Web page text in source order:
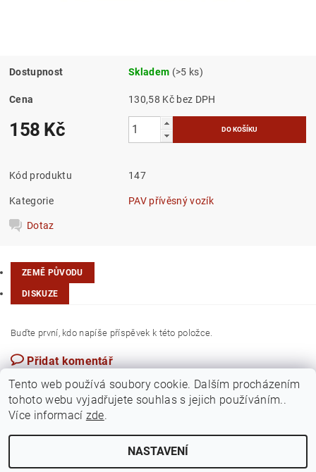
Dostupnost Skladem (>5 ks)
Cena 130,58 Kč bez DPH
158 Kč
Kód produktu 147
Kategorie PAV přívěsný vozík
Dotaz
ZEMĚ PŮVODU
DISKUZE
Buďte první, kdo napíše příspěvek k této položce.
Přidat komentář
Tento web používá soubory cookie. Dalším procházením
tohoto webu vyjadřujete souhlas s jejich používáním..
Více informací zde.
NASTAVENÍ